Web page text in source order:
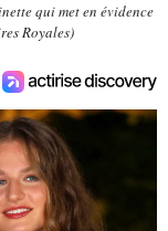
qui met en évidence
Royales)